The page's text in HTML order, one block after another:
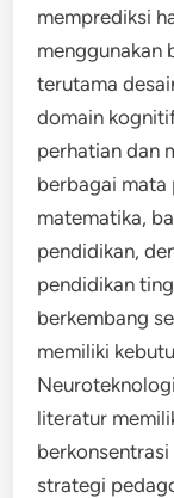
memprediksi
menggunakan
terutama
domain
perhatian dan
berbagai mata
matematika,
pendidikan,
pendidikan
berkembang
memiliki
literatur
strategi